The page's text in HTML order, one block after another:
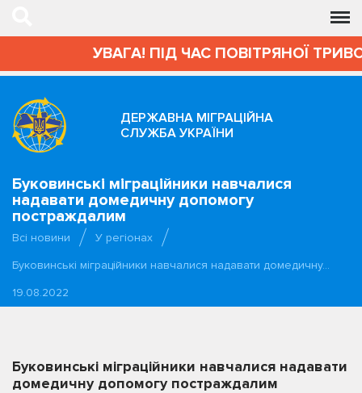
УВАГА! ПІД ЧАС ПОВІТРЯНОЇ
ДЕРЖАВНА МІГРАЦІЙНА
СЛУЖБА УКРАЇНИ
Буковинські міграційники навчалися
надавати домедичну допомогу
постраждалим
Всі новини
У регіонах
Буковинські міграційники навчалися надавати домедичну…
19.08.2022
Буковинські міграційники навчалися надавати
домедичну допомогу постраждалим